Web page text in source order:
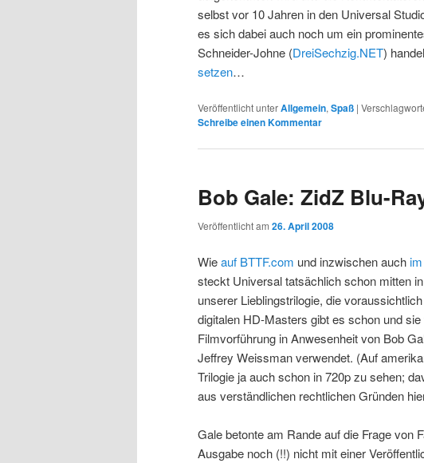
selbst vor 10 Jahren in den Universal
es sich dabei auch noch um ein
Schneider-Johne (DreiSechzig.NET)
setzen…
Veröffentlicht unterAllgemein, Spaß |
Schreibe einen Kommentar
Bob Gale: ZidZ Blu-
Veröffentlicht am 26. April 2008
Wieauf BTTF.com und inzwischen auch
steckt Universal tatsächlich schon mitten
unserer Lieblingstrilogie, die
digitalen HD-Masters gibt es schon und
Filmvorführung in Anwesenheit von Bob
Jeffrey Weissman verwendet. (Auf
Trilogie ja auch schon in 720p zu sehen;
aus verständlichen rechtlichen Gründen
Gale betonte am Rande auf die Frage von
Ausgabe noch (!!) nicht mit einer